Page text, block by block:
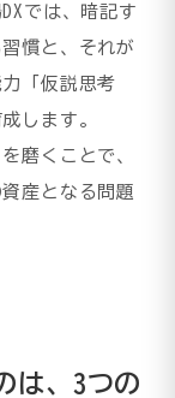
では、暗記す
慣と、それが
「仮説思考
します。
磨くことで、
産となる問題
は、3つの